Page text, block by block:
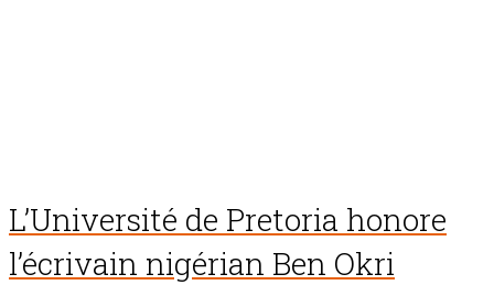
L’Université de Pretoria honore
l’écrivain nigérian Ben Okri